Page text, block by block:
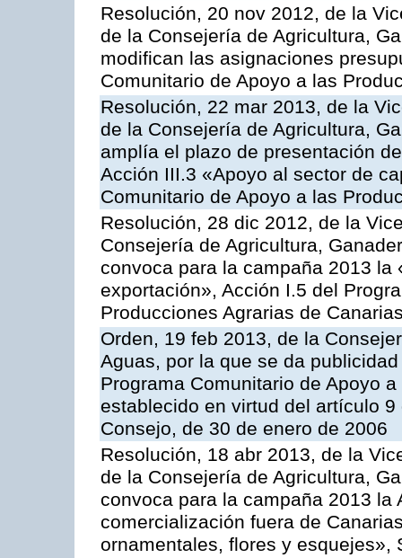
Resolución, 20 nov 2012, de la
de la Consejería de Agricultura,
modifican las asignaciones
Comunitario de Apoyo a las
Resolución, 22 mar 2013, de la
de la Consejería de Agricultura,
amplía el plazo de presentación
Acción III.3 «Apoyo al sector de
Comunitario de Apoyo a las
Resolución, 28 dic 2012, de la
Consejería de Agricultura,
convoca para la campaña 2013
exportación», Acción I.5 del
Producciones Agrarias de
Orden, 19 feb 2013, de la
Aguas, por la que se da
Programa Comunitario de Apoyo
establecido en virtud del artículo
Consejo, de 30 de enero de 2006
Resolución, 18 abr 2013, de la
de la Consejería de Agricultura,
convoca para la campaña 2013 la
comercialización fuera de
ornamentales, flores y esquejes»,